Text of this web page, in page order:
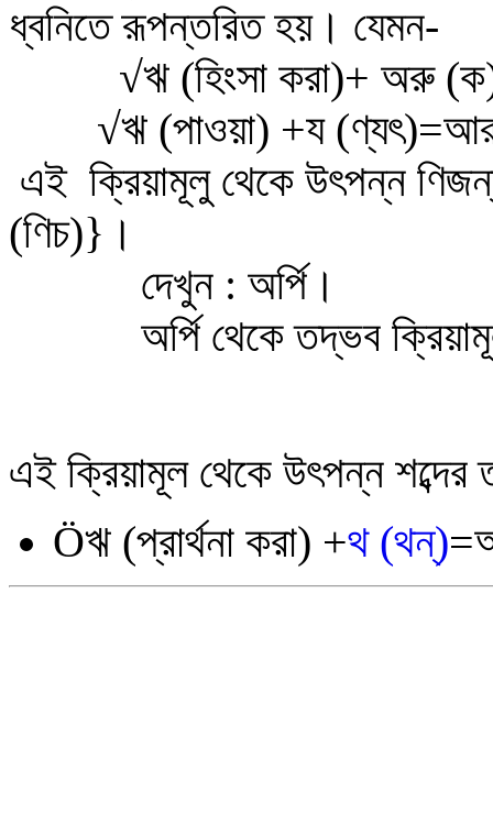
ধ্বনিতে রূপন্তরিত হয়। যেমন-
√ঋ (হিংসা করা)+ অরু
√ঋ (পাওয়া) +য(ণ্যৎ)
এই ক্রিয়ামূল থেকে উৎপন্ন
(ণিচ)} ।
দেখুন : অর্পি।
অর্পি থেকে তদ্ভব
এই ক্রিয়ামূল থেকে উৎপন্ন শব্দের
Öঋ (প্রার্থনা করা) +থ (থন্)